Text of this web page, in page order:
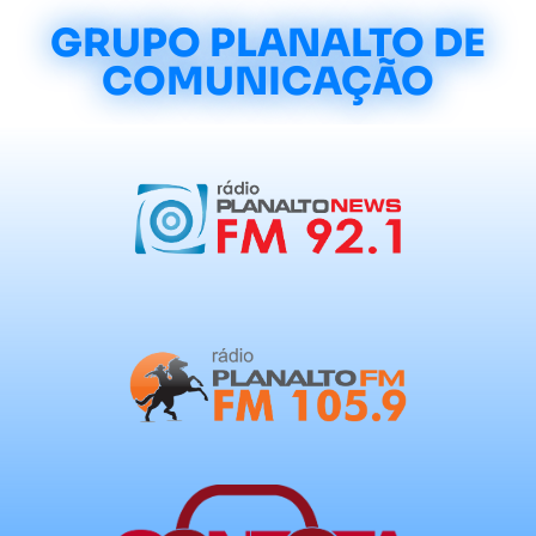
GRUPO PLANALTO DE
COMUNICAÇÃO